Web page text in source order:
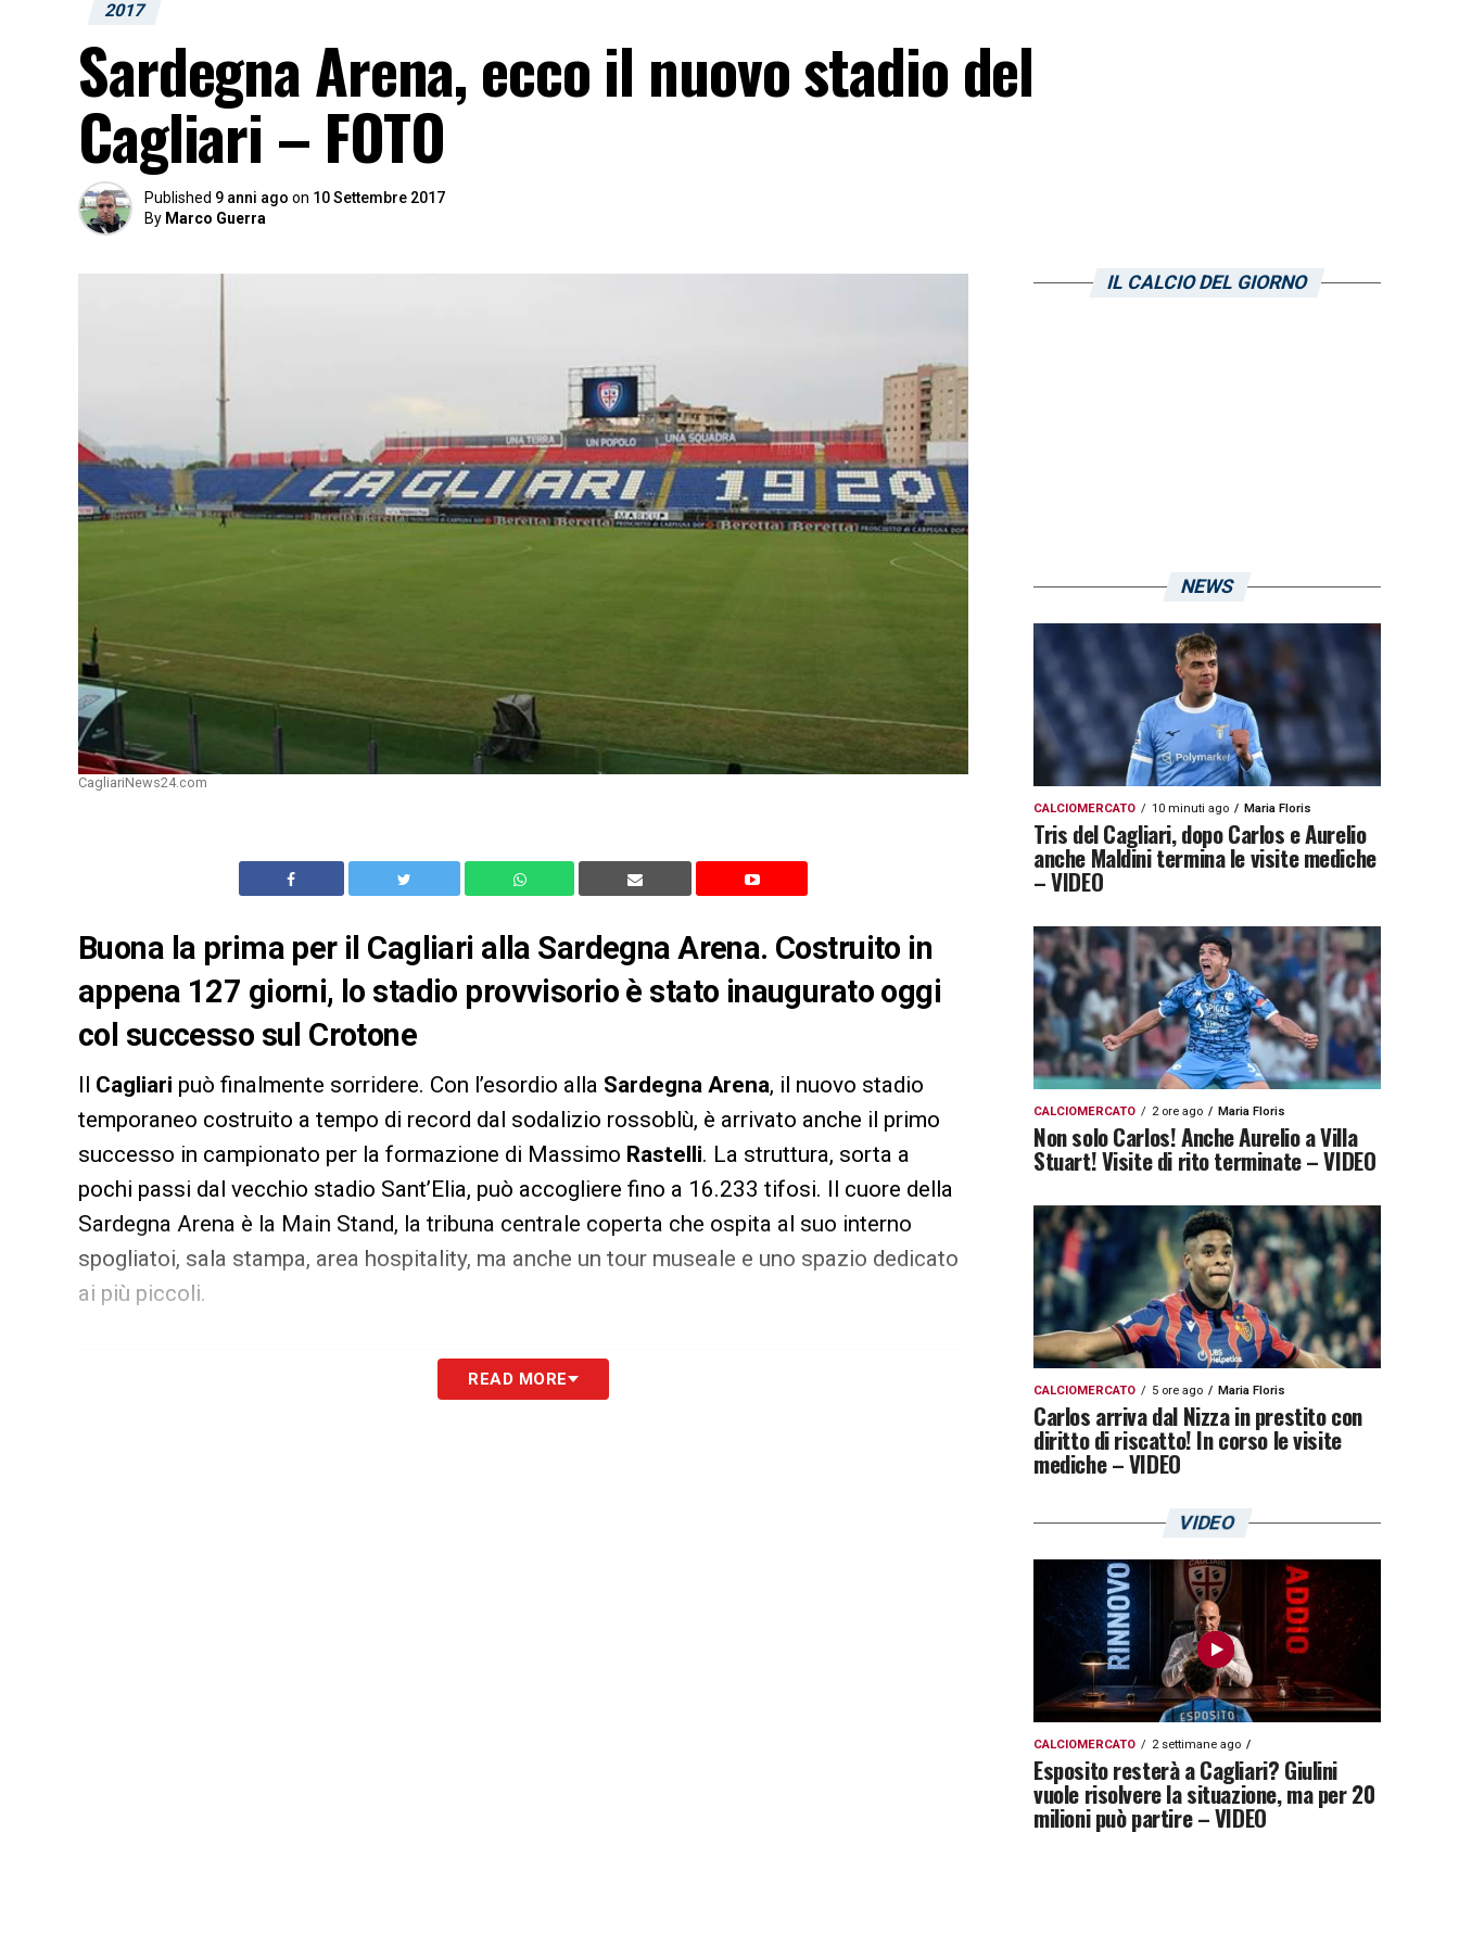
2017
Sardegna Arena, ecco il nuovo stadio del
Cagliari – FOTO
Published 9 anni ago on 10 Settembre 2017
By Marco Guerra
CagliariNews24.com
Buona la prima per il Cagliari alla Sardegna Arena. Costruito in
appena 127 giorni, lo stadio provvisorio è stato inaugurato oggi
col successo sul Crotone
Il Cagliari può finalmente sorridere. Con l’esordio alla Sardegna Arena, il nuovo stadio
temporaneo costruito a tempo di record dal sodalizio rossoblù, è arrivato anche il primo
successo in campionato per la formazione di Massimo Rastelli. La struttura, sorta a
pochi passi dal vecchio stadio Sant’Elia, può accogliere fino a 16.233 tifosi. Il cuore della
Sardegna Arena è la Main Stand, la tribuna centrale coperta che ospita al suo interno
spogliatoi, sala stampa, area hospitality, ma anche un tour museale e uno spazio dedicato
ai più piccoli.
READ MORE
IL CALCIO DEL GIORNO
NEWS
CALCIOMERCATO 10 minuti ago Maria Floris
Tris del Cagliari, dopo Carlos e Aurelio
anche Maldini termina le visite mediche
– VIDEO
CALCIOMERCATO 2 ore ago Maria Floris
Non solo Carlos! Anche Aurelio a Villa
Stuart! Visite di rito terminate – VIDEO
CALCIOMERCATO 5 ore ago Maria Floris
Carlos arriva dal Nizza in prestito con
diritto di riscatto! In corso le visite
mediche – VIDEO
VIDEO
CALCIOMERCATO 2 settimane ago
Esposito resterà a Cagliari? Giulini
vuole risolvere la situazione, ma per 20
milioni può partire – VIDEO